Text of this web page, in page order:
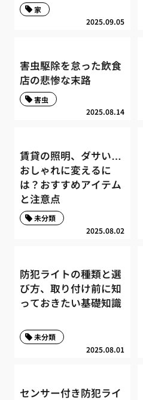
2025.09.05
家
害虫駆除を怠った飲食
店の悲惨な末路
2025.08.14
害虫
賃貸の照明、ダサい…
おしゃれに変えるに
は？おすすめアイテム
と注意点
2025.08.02
未分類
防犯ライトの種類と選
び方、取り付け前に知
っておきたい基礎知識
2025.08.01
未分類
センサー付き防犯ライ